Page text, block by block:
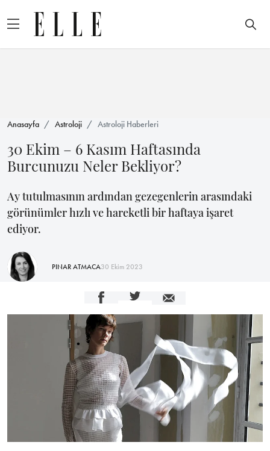
Anasayfa Astroloji Astroloji Haberleri
30 Ekim – 6 Kasım Haftasında
Burcunuzu Neler Bekliyor?
Ay tutulmasının ardından gezegenlerin arasındaki
görünümler hızlı ve hareketli bir haftaya işaret
ediyor.
PINAR ATMACA30 Ekim 2023